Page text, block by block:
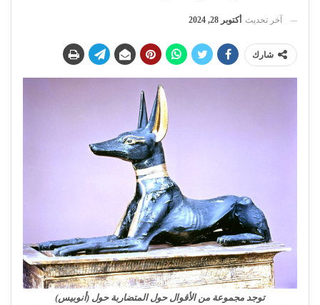
آخر تحديث أكتوبر 28, 2024
شارك
توجد مجموعة من الأقوال حول المتضاربة حول (أنوبيس)